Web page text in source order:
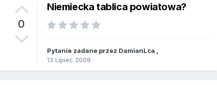
0
Niemiecka tablica powiatowa?
Pytanie zadane przez DamianLca
13 Lipiec 2009